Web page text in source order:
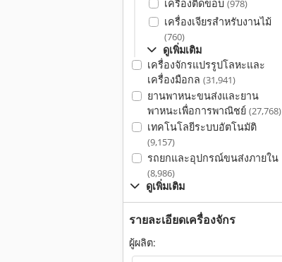
เครื่องติดขอบ (978)
เครื่องเจียรสำหรับงานไม้
(760)
ดูเพิ่มเติม
เครื่องจักรแปรรูปโลหะและ
เครื่องมือกล (31,941)
ยานพาหนะขนส่งและยาน
พาหนะเพื่อการพาณิชย์ (27,768)
เทคโนโลยีระบบอัตโนมัติ
(9,157)
รถยกและอุปกรณ์ขนส่งภายใน
(8,986)
ดูเพิ่มเติม
รายละเอียดเครื่องจักร
ผู้ผลิต: